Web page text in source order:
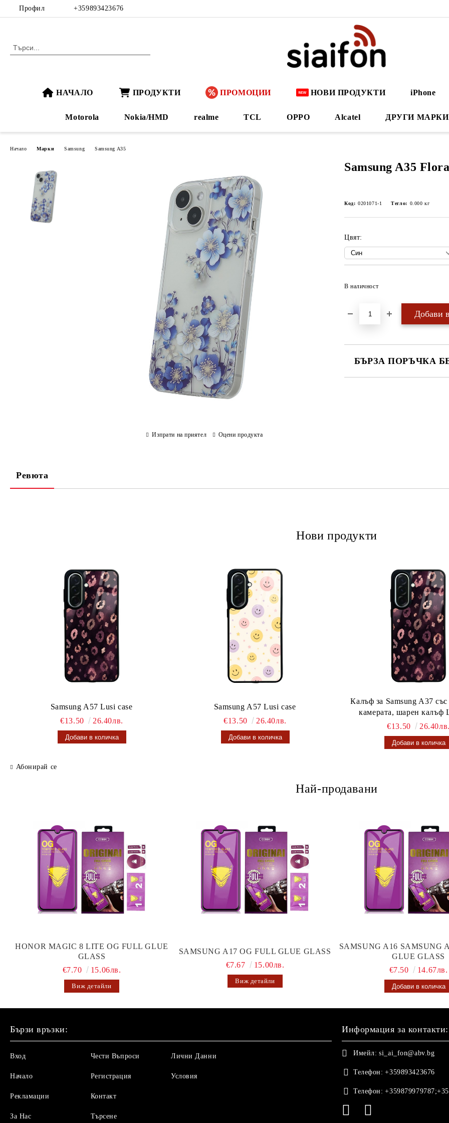
Профил +359893423676
НАЧАЛО ПРОДУКТИ ПРОМОЦИИ НОВИ ПРОДУКТИ iPhone
Motorola Nokia/HMD realme TCL OPPO Alcatel ДРУГИ МАРКИ
Начало Марки Samsung Samsung A35
Samsung A35
Код: 0201071-1 Тегло: 0.000 кг
Цвят:
В наличност
БЪРЗА ПОРЪЧКА
Изпрати на приятел Оцени продукта
Ревюта
Нови продукти
Samsung A57 Lusi case
€13.50
26.40лв.
Samsung A57 Lusi case
€13.50
26.40лв.
Калъф за Samsung A37
камерата, шарен калъф
€13.50
26.40лв.
Абонирай се
Най-продавани
HONOR MAGIC 8 LITE OG FULL GLUE
GLASS
€7.70
15.06лв.
Виж детайли
SAMSUNG A17 OG FULL GLUE GLASS
€7.67
15.00лв.
Виж детайли
SAMSUNG A16 SAMSUNG
GLUE GLASS
€7.50
14.67лв.
Бързи връзки:
Вход
Начало
Рекламации
За Нас
Чести Въпроси
Регистрация
Контакт
Търсене
Лични Данни
Условия
Информация за контакти:
Имейл: si_ai_fon@abv.bg
Телефон: +359893423676
Телефон: